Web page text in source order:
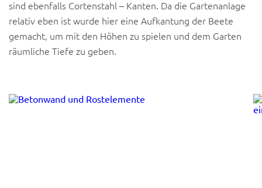
sind ebenfalls Cortenstahl – Kanten. Da die Gartenanlage
relativ eben ist wurde hier eine Aufkantung der Beete
gemacht, um mit den Höhen zu spielen und dem Garten
räumliche Tiefe zu geben.